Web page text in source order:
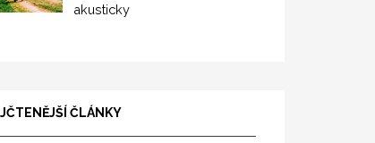
akusticky
ČLÁNKY